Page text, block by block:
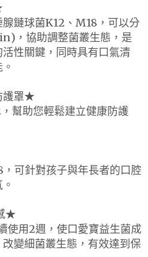
鏈球菌K12、M18，可以分
，協助調整菌叢生態，是
性關鍵，同時具有口氣清
護罩★
幫助您輕鬆建立健康防護
可針對孩子與年長者的口腔
★
使用2週，使口愛寶益生菌成
變細菌叢生態，有效達到保